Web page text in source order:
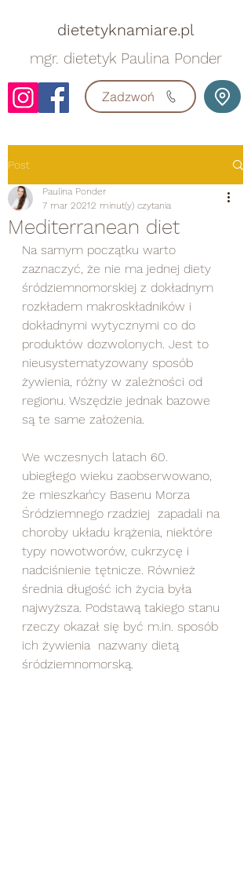
dietetyknamiare.pl
mgr. dietetyk Paulina Ponder
Zadzwoń
Post
Mediterranean diet
Paulina Ponder
7 mar 20212 minut(y) czytania
Na samym początku warto
zaznaczyć, że nie ma jednej diety
śródziemnomorskiej z dokładnym
rozkładem makroskładników i
dokładnymi wytycznymi co do
produktów dozwolonych. Jest to
nieusystematyzowany sposób
żywienia, różny w zależności od
regionu. Wszędzie jednak bazowe
są te same założenia.
We wczesnych latach 60.
ubiegłego wieku zaobserwowano,
że mieszkańcy Basenu Morza
Śródziemnego rzadziej  zapadali na
choroby układu krążenia, niektóre
typy nowotworów, cukrzycę i
nadciśnienie tętnicze. Również
średnia długość ich życia była
najwyższa. Podstawą takiego stanu
rzeczy okazał się być m.in. sposób
ich żywienia  nazwany dietą
śródziemnomorską.